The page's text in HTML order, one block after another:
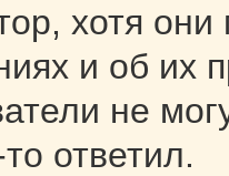
хотя
и об их
не
ответил.